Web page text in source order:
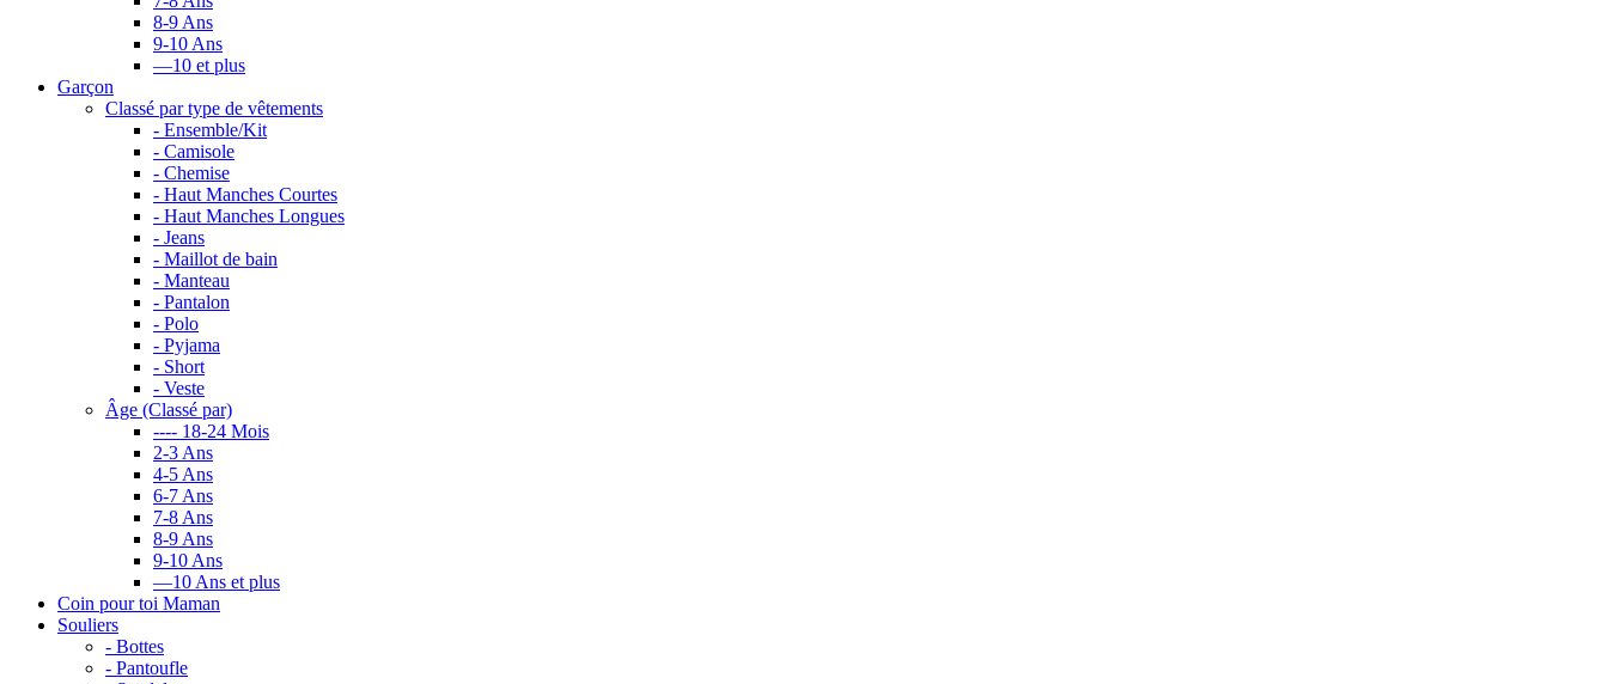
8-9 Ans
9-10 Ans
—10 et plus
Garçon
Classé par type de vêtements
- Ensemble/Kit
- Camisole
- Chemise
- Haut Manches Courtes
- Haut Manches Longues
- Jeans
- Maillot de bain
- Manteau
- Pantalon
- Polo
- Pyjama
- Short
- Veste
Âge (Classé par)
---- 18-24 Mois
2-3 Ans
4-5 Ans
6-7 Ans
7-8 Ans
8-9 Ans
9-10 Ans
—10 Ans et plus
Coin pour toi Maman
Souliers
- Bottes
- Pantoufle